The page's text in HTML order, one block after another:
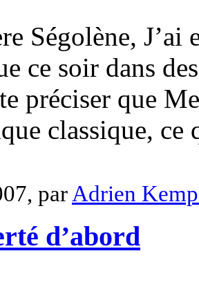
Ségolène,
ce soir dans
préciser que
classique, ce
parAdrien
d’abord